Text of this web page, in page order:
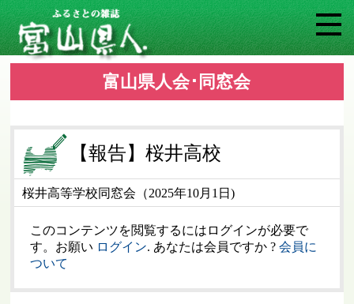
富山県人会･同窓会
【報告】桜井高校
桜井高等学校同窓会（2025年10月1日)
このコンテンツを閲覧するにはログインが必要で
す。お願い ログイン. あなたは会員ですか ?会員に
ついて